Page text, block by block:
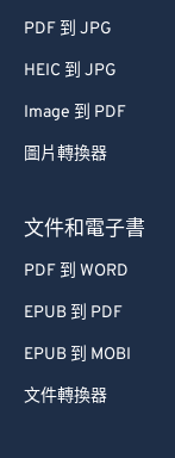
PDF 到 JPG
HEIC 到 JPG
Image 到 PDF
圖片轉換器
文件和電子書
PDF 到 WORD
EPUB 到 PDF
EPUB 到 MOBI
文件轉換器